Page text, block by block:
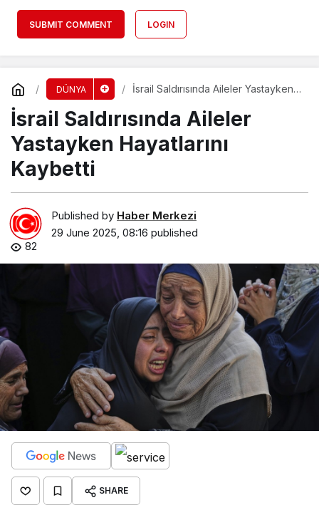
SUBMIT COMMENT LOGIN
DÜNYA
İsrail Saldırısında Aileler Yastayken
İsrail Saldırısında Aileler
Yastayken Hayatlarını
Kaybetti
Published by Haber Merkezi
29 June 2025, 08:16 published
82
SHARE